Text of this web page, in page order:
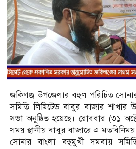
জকিগঞ্জ উপজেলার বহুল পরিচিত
সমিতি লিমিটেড বাবুর বাজার
সভা অনুষ্ঠিত হয়েছে। রোববার (৩১
সময় স্থানীয় বাবুর বাজারে এ
সোনার বাংলা বহুমুখী সমবায়